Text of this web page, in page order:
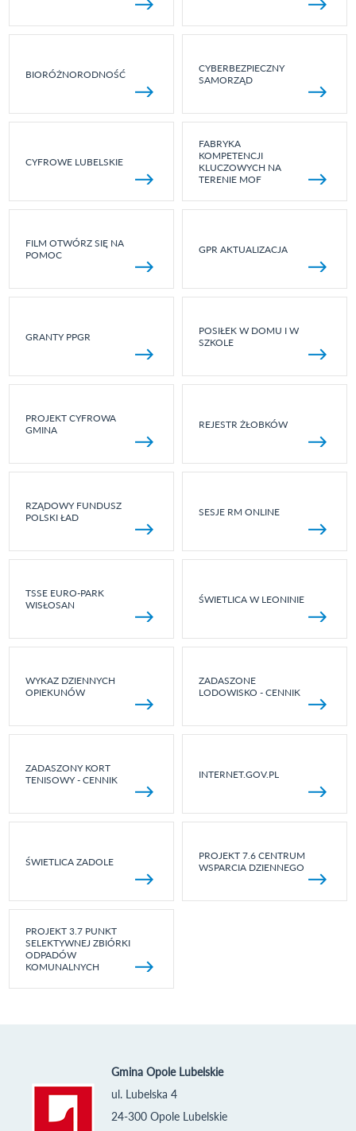
BIORÓŻNORODNOŚĆ
CYBERBEZPIECZNY
SAMORZĄD
CYFROWE LUBELSKIE
FABRYKA
KOMPETENCJI
KLUCZOWYCH NA
TERENIE MOF
FILM OTWÓRZ SIĘ NA
POMOC
GPR AKTUALIZACJA
GRANTY PPGR
POSIŁEK W DOMU I W
SZKOLE
PROJEKT CYFROWA
GMINA
REJESTR ŻŁOBKÓW
RZĄDOWY FUNDUSZ
POLSKI ŁAD
SESJE RM ONLINE
TSSE EURO-PARK
WISŁOSAN
ŚWIETLICA W LEONINIE
WYKAZ DZIENNYCH
OPIEKUNÓW
ZADASZONE
LODOWISKO - CENNIK
ZADASZONY KORT
TENISOWY - CENNIK
INTERNET.GOV.PL
ŚWIETLICA ZADOLE
PROJEKT 7.6 CENTRUM
WSPARCIA DZIENNEGO
PROJEKT 3.7 PUNKT
SELEKTYWNEJ ZBIÓRKI
ODPADÓW
KOMUNALNYCH
Gmina Opole Lubelskie
ul. Lubelska 4
24-300 Opole Lubelskie